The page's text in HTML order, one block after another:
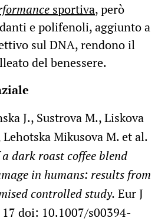
sportiva, però
e polifenoli, aggiunto a
sul DNA, rendono il
del benessere.
J., Sustrova M., Liskova
Lehotska Mikusova M. et al.
dark roast coffee blend
in humans: results from
controlled study. Eur J
doi: 10.1007/s00394-